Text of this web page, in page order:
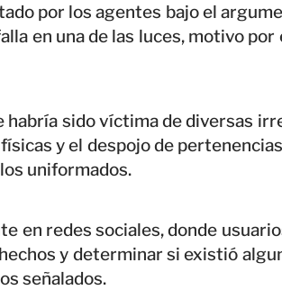
por los agentes bajo el
en una de las luces, motivo por
sido víctima de diversas
y el despojo de
uniformados.
en redes sociales, donde
y determinar si existió
señalados.